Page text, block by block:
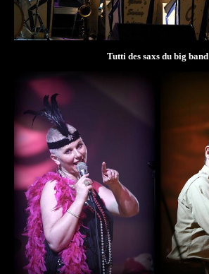
Tutti des saxs du big band